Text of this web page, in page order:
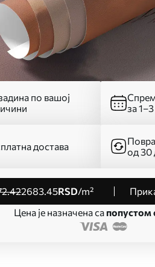
по вашој
за
достава
од 30
.422683 .45RSD/m²
Цена је назначена са попустом